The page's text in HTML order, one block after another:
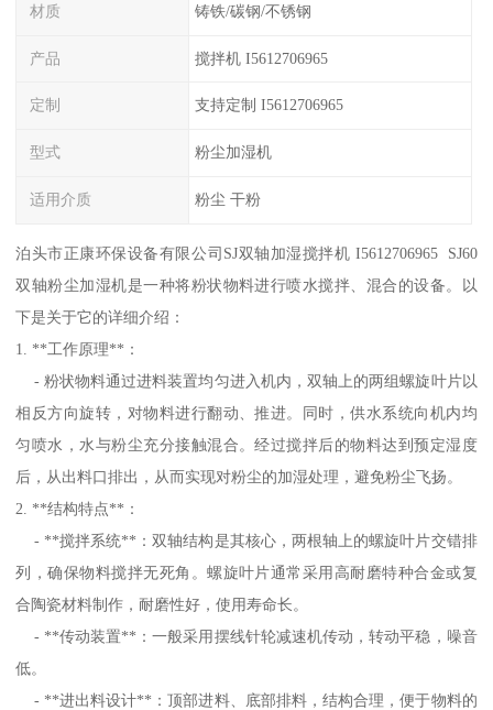
材质 铸铁/碳钢/不锈钢
产品 搅拌机 I5612706965
定制 支持定制 I5612706965
型式 粉尘加湿机
适用介质 粉尘 干粉
泊头市正康环保设备有限公司SJ双轴加湿搅拌机 I5612706965 SJ60
双轴粉尘加湿机是一种将粉状物料进行喷水搅拌、混合的设备。以
下是关于它的详细介绍：
1. **工作原理**：
- 粉状物料通过进料装置均匀进入机内，双轴上的两组螺旋叶片以
相反方向旋转，对物料进行翻动、推进。同时，供水系统向机内均
匀喷水，水与粉尘充分接触混合。经过搅拌后的物料达到预定湿度
后，从出料口排出，从而实现对粉尘的加湿处理，避免粉尘飞扬。
2. **结构特点**：
- **搅拌系统**：双轴结构是其核心，两根轴上的螺旋叶片交错排
列，确保物料搅拌无死角。螺旋叶片通常采用高耐磨特种合金或复
合陶瓷材料制作，耐磨性好，使用寿命长。
- **传动装置**：一般采用摆线针轮减速机传动，转动平稳，噪音
低。
- **进出料设计**：顶部进料、底部排料，结构合理，便于物料的